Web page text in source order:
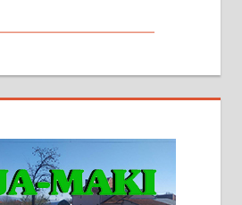
у Алексинцу,
једна уз другу.
централно
гас и дрва. Две
74-023